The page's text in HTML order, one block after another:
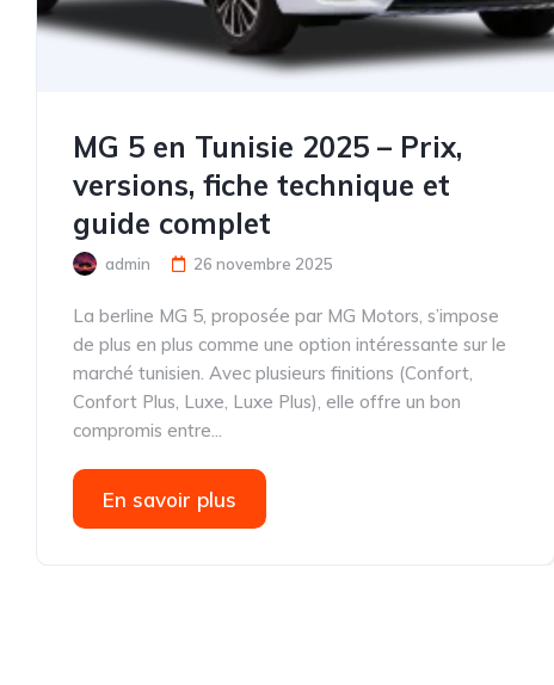
MG 5 en Tunisie 2025 – Prix,
versions, fiche technique et
guide complet
admin 26 novembre 2025
La berline MG 5, proposée par MG Motors, s’impose
de plus en plus comme une option intéressante sur le
marché tunisien. Avec plusieurs finitions (Confort,
Confort Plus, Luxe, Luxe Plus), elle offre un bon
compromis entre...
En savoir plus